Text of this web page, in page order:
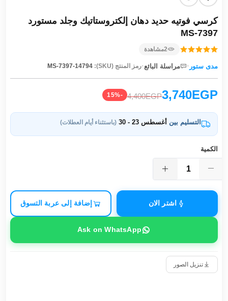
كرسي فوتيه حديد دهان إلكتروستاتيك وجلد مستورد
MS-7397
2مشاهدة
مدى ستور · مراسلة البائع ·رمز المنتج (SKU): MS-7397-14794
3,740EGP
4,400EGP
-15%
التسليم بين أغسطس 23 - 30 (باستثناء أيام العطلات)
الكمية
اشتر الان إضافة إلى عربة التسوق
Ask on WhatsApp
تنزيل الصور